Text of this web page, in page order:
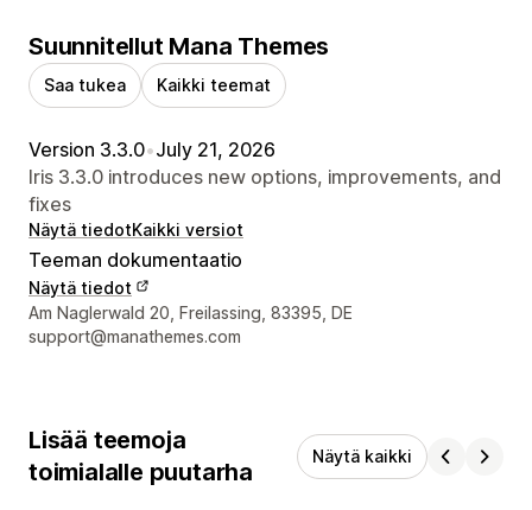
Suunnitellut Mana Themes
Saa tukea Kaikki teemat
Version 3.3.0•July 21, 2026
Iris 3.3.0 introduces new options, improvements, and
fixes
Näytä tiedotKaikki versiot
Teeman dokumentaatio
Näytä tiedot
Suunnittelijan yhteystiedot
Am Naglerwald 20, Freilassing, 83395, DE
support@manathemes.com
Lisää teemoja
toimialalle puutarha
Näytä kaikki